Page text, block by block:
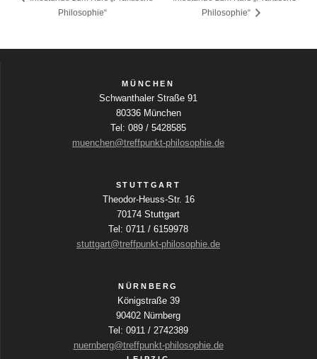
Philosophie“
Philosophie“
MÜNCHEN
Schwanthaler Straße 91
80336 München
Tel: 089 / 5428585
muenchen@treffpunkt-philosophie.de
STUTTGART
Theodor-Heuss-Str. 16
70174 Stuttgart
Tel: 0711 / 6159978
stuttgart@treffpunkt-philosophie.de
NÜRNBERG
Königstraße 39
90402 Nürnberg
Tel: 0911 / 2742389
nuernberg@treffpunkt-philosophie.de